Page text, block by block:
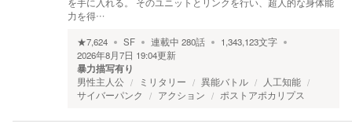
力を得…
★7,624 SF 連載中 280話 1,343,123文字
2026年8月7日 19:04更新
暴力描写有り
男性主人公 ミリタリー 異能バトル
人工知能
サイバーパンク
アクション ポストアポカリプス